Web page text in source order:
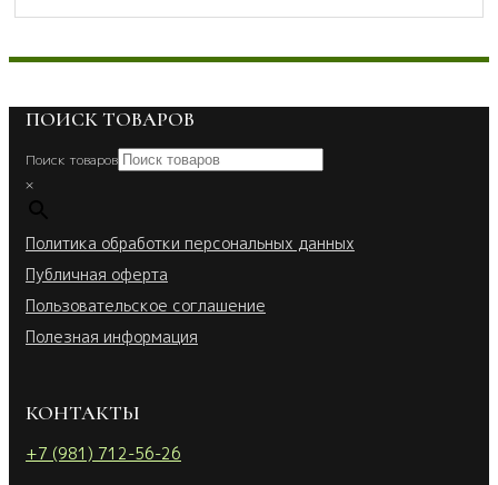
ПОИСК ТОВАРОВ
Поиск товаров
×
Политика обработки персональных данных
Публичная оферта
Пользовательское соглашение
Полезная информация
КОНТАКТЫ
+7 (981) 712-56-26